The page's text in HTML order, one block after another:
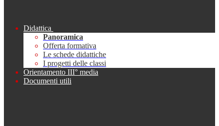
Didattica
Panoramica
Offerta formativa
Le schede didattiche
I progetti delle classi
Orientamento III° media
Documenti utili